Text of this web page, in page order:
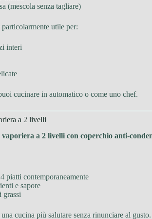
(mescola senza tagliare)
utile per:
interi
cucinare in automatico o come uno chef.
a 2 livelli
vaporiera a 2 livelli con coperchio anti-
piatti contemporaneamente
e sapore
grassi
cucina più salutare senza rinunciare al gusto.